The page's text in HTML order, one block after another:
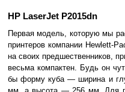
HP LaserJet P2015dn
Первая модель, которую мы
принтеров компании Hewlett-
на своих предшественников,
весьма компактен. Будь он
бы форму куба — ширина и